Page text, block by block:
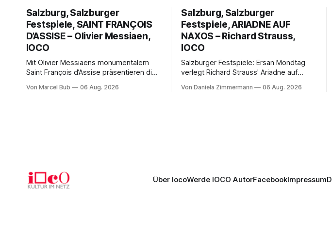
Salzburg, Salzburger
Festspiele, SAINT FRANÇOIS
D’ASSISE – Olivier Messiaen,
IOCO
Mit Olivier Messiaens monumentalem
Saint François d’Assise präsentieren die
außergewöhnlichen Opernabend.
Von Marcel Bub 06 Aug. 2026
Salzburg, Salzburger
Festspiele, ARIADNE AUF
NAXOS – Richard Strauss,
IOCO
Salzburger Festspiele: Ersan Mondtag
verlegt Richard Strauss' Ariadne auf
Science-Fiction mit Opernklassik.
Von Daniela Zimmermann 06 Aug. 2026
Über IocoWerde IOCO AutorFacebookImpressum